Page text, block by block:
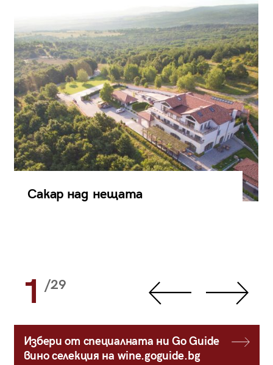
Сакар над нещата
1 /29
Избери от специалната ни Go Guide
вино селекция на wine.goguide.bg